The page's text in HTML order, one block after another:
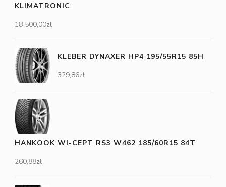
KLIMATRONIC
18 500,00zł
KLEBER DYNAXER HP4 195/55R15 85H
329,86zł
HANKOOK WI-CEPT RS3 W462 185/60R15 84T
260,88zł